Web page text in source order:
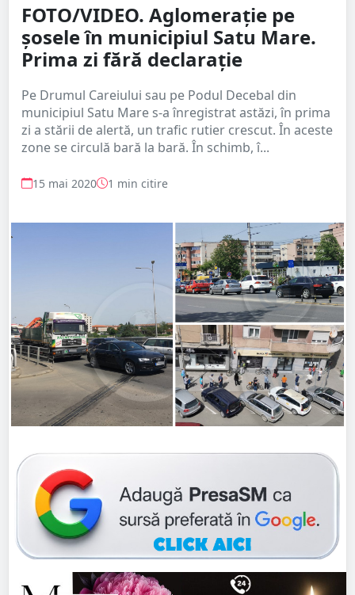
FOTO/VIDEO. Aglomerație pe
șosele în municipiul Satu Mare.
Prima zi fără declarație
Pe Drumul Careiului sau pe Podul Decebal din
municipiul Satu Mare s-a înregistrat astăzi, în prima
zi a stării de alertă, un trafic rutier crescut. În aceste
zone se circulă bară la bară. În schimb, î...
15 mai 2020 1 min citire